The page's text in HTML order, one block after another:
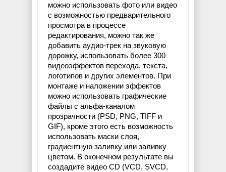
можно использовать фото или видео
с возможностью предварительного
просмотра в процессе
редактирования, можно так же
добавить аудио-трек на звуковую
дорожку, использовать более 300
видеоэффектов перехода, текста,
логотипов и других элементов. При
монтаже и наложении эффектов
можно использовать графические
файлы с альфа-каналом
прозрачности (PSD, PNG, TIFF и
GIF), кроме этого есть возможность
использовать маски слоя,
градиентную заливку или заливку
цветом. В оконечном результате вы
создадите видео CD (VCD, SVCD,